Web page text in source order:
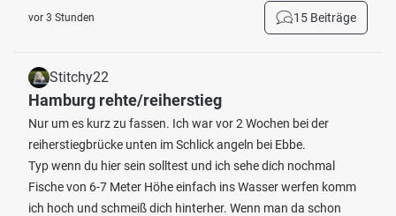
vor 3 Stunden 15 Beiträge
Stitchy22
Hamburg rehte/reiherstieg
Nur um es kurz zu fassen. Ich war vor 2 Wochen bei der
reiherstiegbrücke unten im Schlick angeln bei Ebbe.
Typ wenn du hier sein solltest und ich sehe dich nochmal
Fische von 6-7 Meter Höhe einfach ins Wasser werfen komm
ich hoch und schmeiß dich hinterher. Wenn man da schon